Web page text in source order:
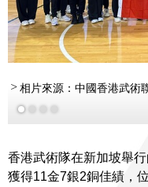
相片來源：中國香港武術
香港武術隊在新加坡舉
獲得11金7銀2銅佳績，